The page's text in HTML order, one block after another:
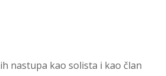
nastupa kao solista i kao član